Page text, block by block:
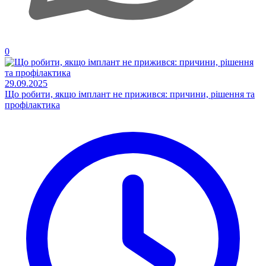
0
29.09.2025
Що робити, якщо імплант не прижився: причини, рішення та
профілактика